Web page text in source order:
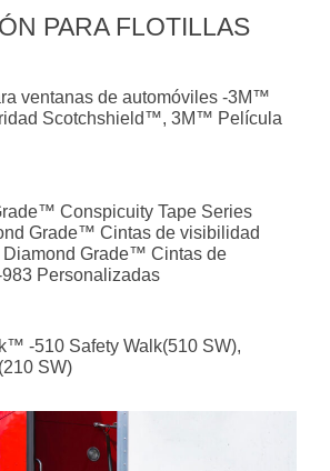
PARA FLOTILLAS
ventanas de automóviles -3M™
Scotchshield™, 3M™ Película
Conspicuity Tape Series
Grade™ Cintas de visibilidad
Grade™ Cintas de
Personalizadas
-510 Safety Walk(510 SW),
SW)